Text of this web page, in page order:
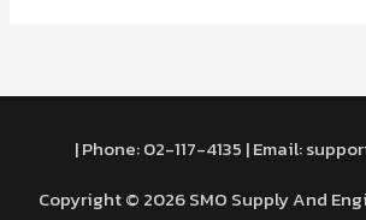
| Phone: 02-117-4135 | Email:
Copyright © 2026 SMO Supply And